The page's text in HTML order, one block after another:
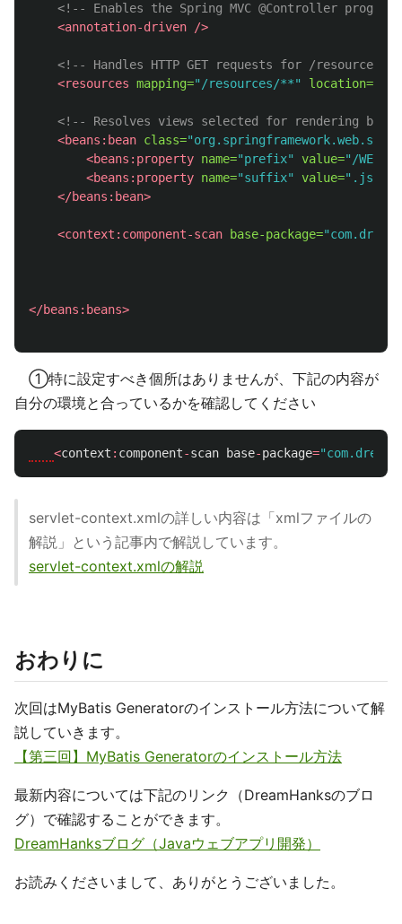
<!-- Enables the Spring MVC @Controller
<annotation-driven
/>
<!-- Handles HTTP GET requests for /
<resources mapping="/resources/**" location=
<!-- Resolves views selected for rendering by
<beans:bean class=
<beans:property name="prefix" value="/WEB-
<beans:property name="suffix" value=".jsp"
</beans:bean>
<context:component-scan base-package=
</beans:beans>
①特に設定すべき個所はありませんが、下記の内容が
自分の環境と合っているかを確認してください
<context : component-scan base-package=
servlet-context.xmlの詳しい内容は「xmlファイルの
解説」という記事内で解説しています。
servlet-context.xmlの解説
おわりに
次回はMyBatis Generatorのインストール方法について解
説していきます。
【第三回】MyBatis Generatorのインストール方法
最新内容については下記のリンク（DreamHanksのブロ
グ）で確認することができます。
DreamHanksブログ（Javaウェブアプリ開発）
お読みくださいまして、ありがとうございました。